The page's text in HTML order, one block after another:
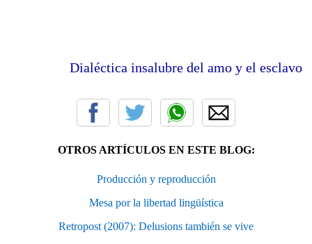
Dialéctica insalubre del amo y el esclavo
OTROS ARTÍCULOS EN ESTE BLOG:
Producción y reproducción
Mesa por la libertad lingüística
Retropost (2007): Delusions también se vive